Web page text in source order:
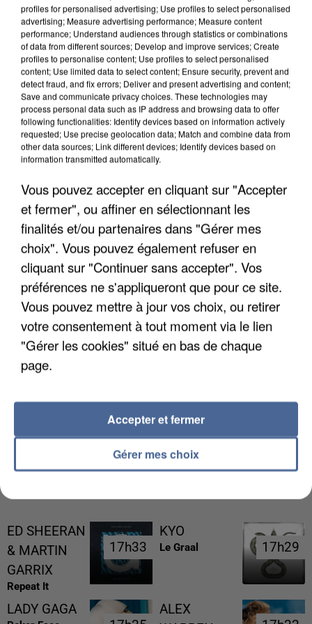
APRÈS TOUTES CES CANICULES, LES REFUGES
DE FAUNE SAUVAGE SONT...
L’UN DES FONDATEURS SUPPOSÉS DE LA DZ
MAFIA INTERPELLÉ EN ALGÉRIE
ED SHEERAN
& MARTIN
GARRIX
Repeat It
17h33
17h33
KYO
Le Graal 17h29
17h29
LADY GAGA
ALEX
profiles for personalised advertising; Use profiles to select personalised
advertising; Measure advertising performance; Measure content
performance; Understand audiences through statistics or combinations
of data from different sources; Develop and improve services; Create
profiles to personalise content; Use profiles to select personalised
content; Use limited data to select content; Ensure security, prevent and
detect fraud, and fix errors; Deliver and present advertising and content;
Save and communicate privacy choices. These technologies may
process personal data such as IP address and browsing data to offer
following functionalities: Identify devices based on information actively
requested; Use precise geolocation data; Match and combine data from
other data sources; Link different devices; Identify devices based on
information transmitted automatically.
Vous pouvez accepter en cliquant sur "Accepter
et fermer", ou affiner en sélectionnant les
finalités et/ou partenaires dans "Gérer mes
choix". Vous pouvez également refuser en
cliquant sur "Continuer sans accepter". Vos
préférences ne s'appliqueront que pour ce site.
Vous pouvez mettre à jour vos choix, ou retirer
votre consentement à tout moment via le lien
"Gérer les cookies" situé en bas de chaque
page.
Gérer mes choix
Accepter et fermer